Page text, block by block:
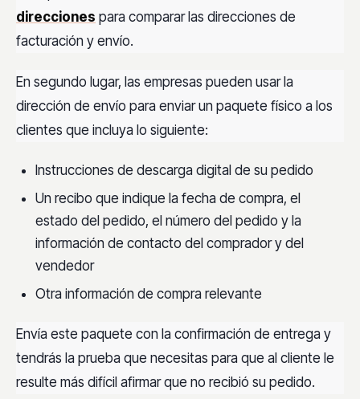
direcciones para comparar las direcciones de
facturación y envío.
En segundo lugar, las empresas pueden usar la
dirección de envío para enviar un paquete físico a los
clientes que incluya lo siguiente:
Instrucciones de descarga digital de su pedido
Un recibo que indique la fecha de compra, el
estado del pedido, el número del pedido y la
información de contacto del comprador y del
vendedor
Otra información de compra relevante
Envía este paquete con la confirmación de entrega y
tendrás la prueba que necesitas para que al cliente le
resulte más difícil afirmar que no recibió su pedido.